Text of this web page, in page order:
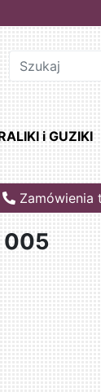
i GUZIKI
005